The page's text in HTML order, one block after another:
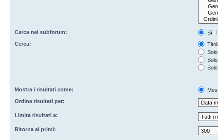
Cerca nei subforum:
Sì
Cerca:
Mostra i risultati come:
Ordina risultati per:
Limita risultati a:
Ritorna ai primi: